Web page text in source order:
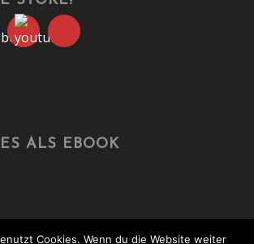
ALS EBOOK
Cookies. Wenn du die Website weiter